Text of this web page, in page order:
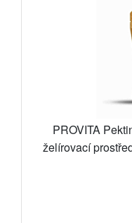
PROVITA
želírovací